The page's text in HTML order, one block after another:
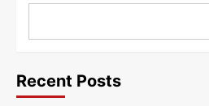
Recent Posts